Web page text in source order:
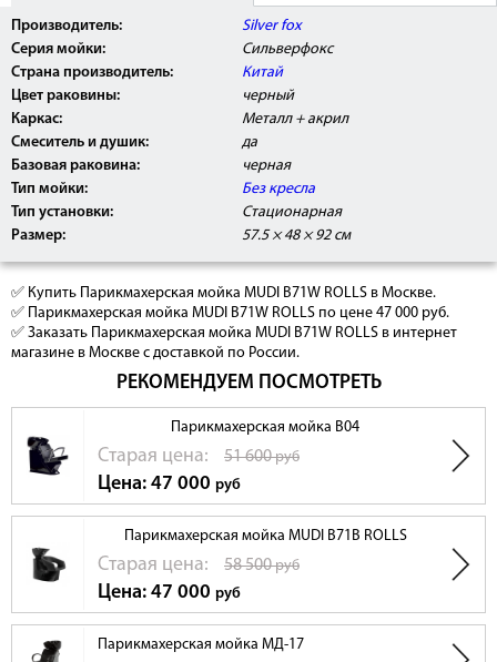
Производитель:
Silver fox
Серия мойки:
Сильверфокс
Страна производитель:
Китай
Цвет раковины:
черный
Каркас:
Металл + акрил
Смеситель и душик:
да
Базовая раковина:
черная
Тип мойки:
Без кресла
Тип установки:
Стационарная
Размер:
57.5 × 48 × 92 см
✅ Купить Парикмахерская мойка MUDI B71W ROLLS в Москве.
✅ Парикмахерская мойка MUDI B71W ROLLS по цене 47 000 руб.
✅ Заказать Парикмахерская мойка MUDI B71W ROLLS в интернет
магазине в Москве с доставкой по России.
РЕКОМЕНДУЕМ ПОСМОТРЕТЬ
Парикмахерская мойка B04
Cтарая цена: 51 600руб
Цена: 47 000 руб
Парикмахерская мойка MUDI B71B ROLLS
Cтарая цена: 58 500руб
Цена: 47 000 руб
Парикмахерская мойка МД-17